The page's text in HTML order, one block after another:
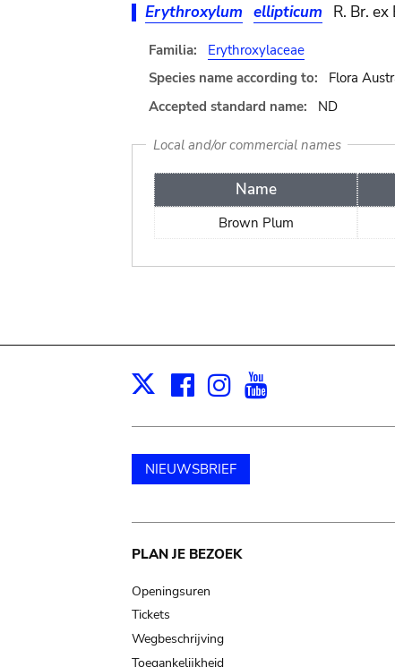
Erythroxylum ellipticum R. Br. ex
Familia:
Erythroxylaceae
Species name according to:
Flora
Accepted standard name:
ND
Local and/or commercial names
Name
Brown Plum
X Facebook
Instagram
NIEUWSBRIEF
Main
navigation
PLAN JE BEZOEK
Openingsuren
Tickets
Wegbeschrijving
Toegankelijkheid